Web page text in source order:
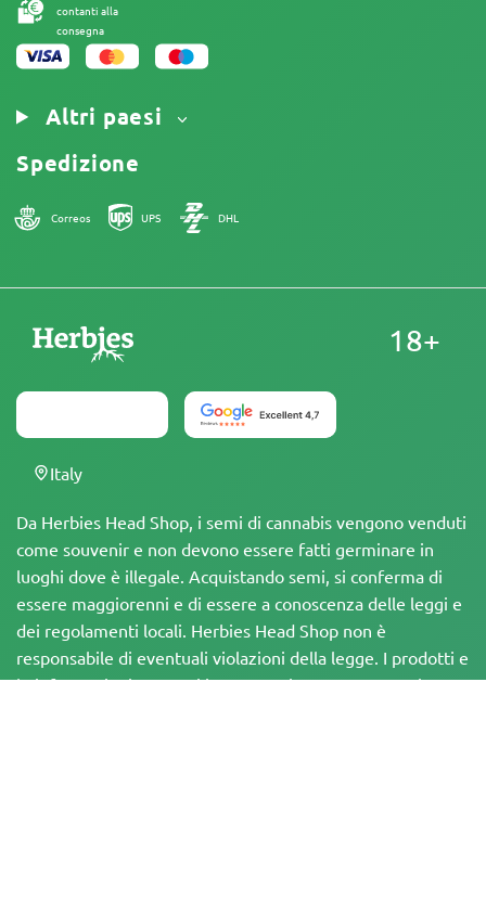
contanti alla
consegna
Altri paesi
Spedizione
Correos UPS DHL
Da Herbies Head Shop, i semi di cannabis vengono venduti
come souvenir e non devono essere fatti germinare in
luoghi dove è illegale. Acquistando semi, si conferma di
essere maggiorenni e di essere a conoscenza delle leggi e
dei regolamenti locali. Herbies Head Shop non è
responsabile di eventuali violazioni della legge. I prodotti e
le informazioni presenti in questo sito non sono stati
18+
Italy